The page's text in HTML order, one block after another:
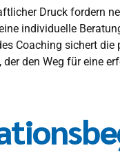
Druck fordern
individuelle
Coaching sichert
den Weg für eine